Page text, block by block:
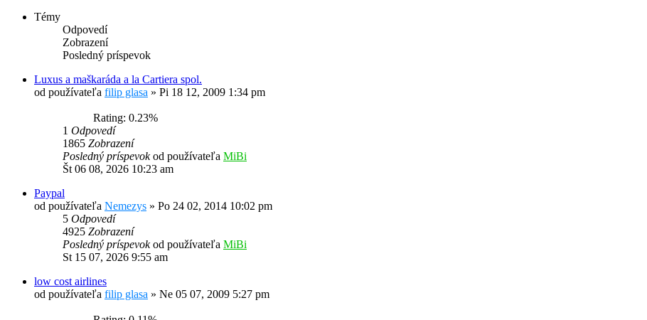
Témy
Odpovedí
Zobrazení
Posledný príspevok
Luxus a maškaráda a la Cartiera spol.
od používateľa filip glasa » Pi 18 12, 2009 1:34 pm
Rating: 0.23%
1 Odpovedí
1865 Zobrazení
Posledný príspevokod používateľa MiBi
Št 06 08, 2026 10:23 am
Paypal
od používateľa Nemezys » Po 24 02, 2014 10:02 pm
5 Odpovedí
4925 Zobrazení
Posledný príspevokod používateľa MiBi
St 15 07, 2026 9:55 am
low cost airlines
od používateľa filip glasa » Ne 05 07, 2009 5:27 pm